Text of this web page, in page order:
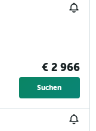
€ 2 966
Suchen